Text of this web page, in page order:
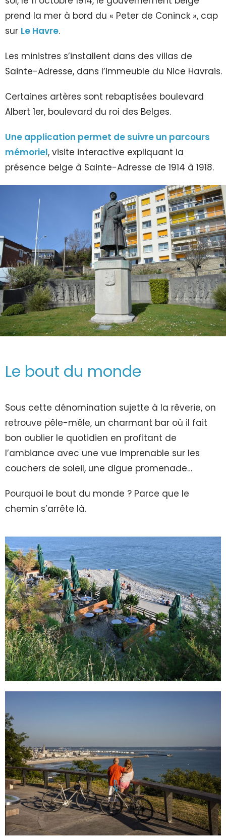
prend la mer à bord du « Peter de Coninck », cap
sur Le Havre.
Les ministres s’installent dans des villas de
Sainte-Adresse, dans l’immeuble du Nice Havrais.
Certaines artères sont rebaptisées boulevard
Albert 1er, boulevard du roi des Belges.
Une application permet de suivre un parcours
mémoriel, visite interactive expliquant la
présence belge à Sainte-Adresse de 1914 à 1918.
Le bout du monde
Sous cette dénomination sujette à la rêverie, on
retrouve pêle-mêle, un charmant bar où il fait
bon oublier le quotidien en profitant de
l’ambiance avec une vue imprenable sur les
couchers de soleil, une digue promenade…
Pourquoi le bout du monde ? Parce que le
chemin s’arrête là.